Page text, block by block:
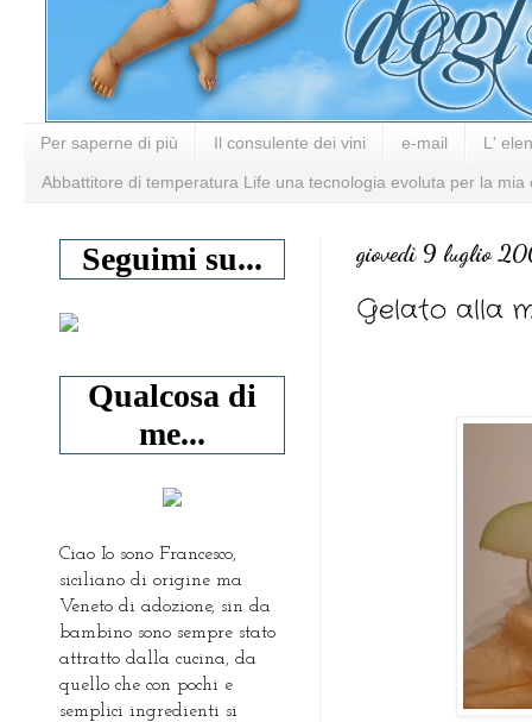
Per saperne di più Il consulente dei vini e-mail L'
Abbattitore di temperatura Life una tecnologia evoluta per la mia
giovedì 9 luglio
Gelato alla
Seguimi su...
Qualcosa di
me...
Ciao Io sono Francesco,
siciliano di origine ma
Veneto di adozione, sin da
bambino sono sempre stato
attratto dalla cucina, da
quello che con pochi e
semplici ingredienti si